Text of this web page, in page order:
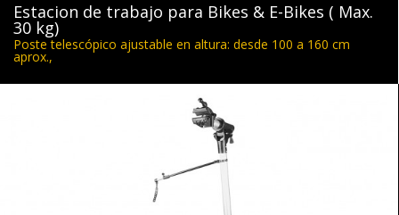
Estacion de trabajo para Bikes & E-Bikes ( Max.
30 kg)
Poste telescópico ajustable en altura: desde 100 a 160 cm
aprox.,